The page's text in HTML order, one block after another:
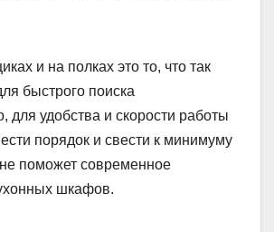
и на полках это то, что так
быстрого поиска
для удобства и скорости работы
порядок и свести к минимуму
поможет современное
шкафов.